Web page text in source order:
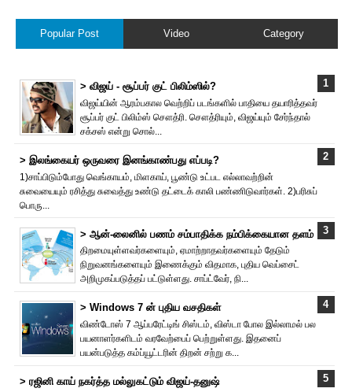
Popular Post Video Category
> விஜய் - சூப்பர் குட் பிலிம்ஸில்?
விஜய்யின் ஆரம்பகால வெற்றிப் படங்களில் பாதியை தயா‌ரித்தவர்
சூப்பர் குட் பிலிம்ஸ் சௌத்‌ரி. சௌத்‌ரியும், விஜய்யும் சேர்ந்தால்
சக்சஸ் என்று சொல்...
> இலங்கையர் ஒருவரை இனங்காண்பது எப்படி?
1)சாப்பிடும்போது வெங்காயம், மிளகாய், பூண்டு உட்பட எல்லாவற்றின்
சுவையையும் ரசித்து சுவைத்து உண்டு தட்டைக் காலி பண்ணிடுவார்கள். 2)பரிசுப்
பொரு...
> ஆன்-லைனில் பணம் சம்பாதிக்க நம்பிக்கையான தளம்
திறமையுள்ளவர்களையும், ஏமாற்றாதவர்களையும் தேடும்
நிறுவனங்களையும் இணைக்கும் விதமாக, புதிய வெப்சைட்
அறிமுகப்படுத்தப் பட்டுள்ளது. சாப்ட்வேர், நி...
> Windows 7 ன் புதிய வசதிகள்
விண்டோஸ் 7 ஆப்பரேட்டிங் சிஸ்டம், விஸ்டா போல இல்லாமல் பல
பயனாளர்களிடம் வரவேற்பைப் பெற்றுள்ளது. இதனைப்
பயன்படுத்த கம்ப்யூட்டரின் திறன் சற்று க...
> ரஜினி காய் நகர்த்த மல்லுகட்டும் விஜய்-தனுஷ்